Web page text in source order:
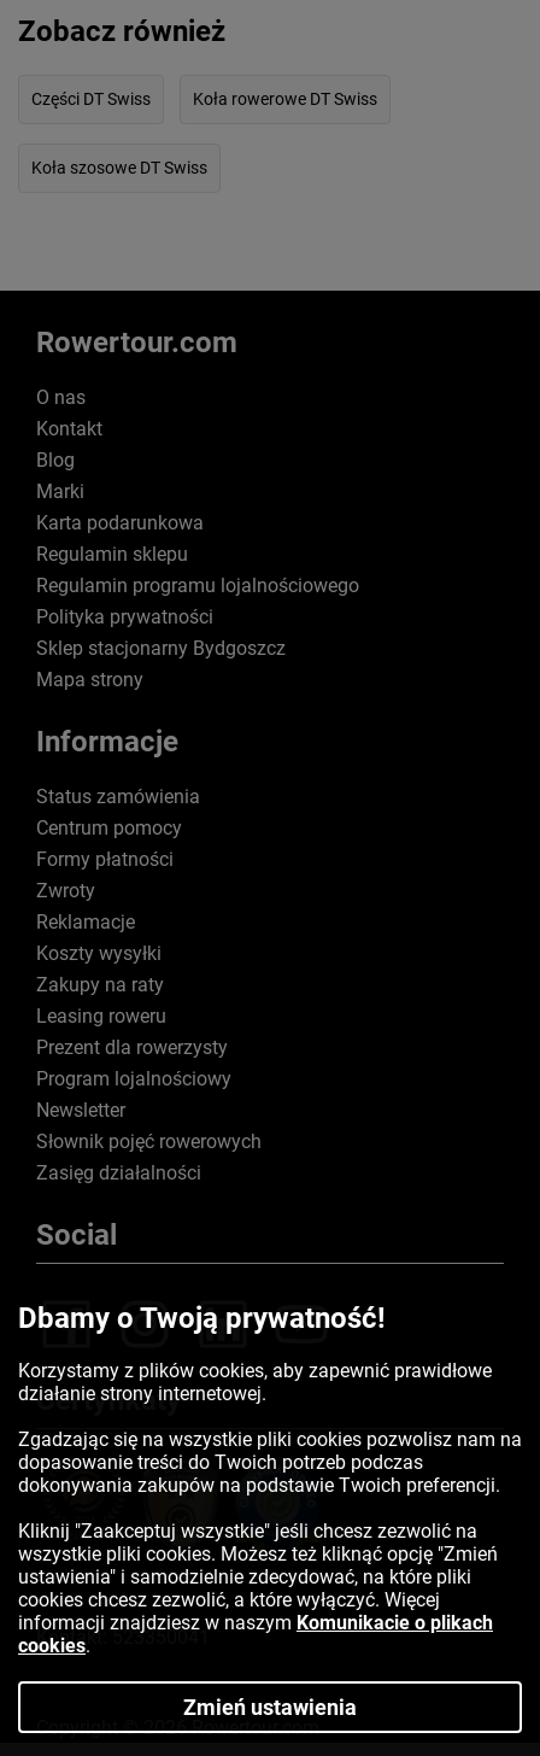
Zobacz również
Części DT Swiss Koła rowerowe DT Swiss
Koła szosowe DT Swiss
Rowertour.com
O nas
Kontakt
Blog
Marki
Karta podarunkowa
Regulamin sklepu
Regulamin programu lojalnościowego
Polityka prywatności
Sklep stacjonarny Bydgoszcz
Mapa strony
Informacje
Status zamówienia
Centrum pomocy
Formy płatności
Zwroty
Reklamacje
Koszty wysyłki
Zakupy na raty
Leasing roweru
Prezent dla rowerzysty
Program lojalnościowy
Newsletter
Słownik pojęć rowerowych
Zasięg działalności
Social
Certyfikaty
Kontakt:523350041
Copyright © 2026 Rowertour.com
Dbamy o Twoją prywatność!
Korzystamy z plików cookies, aby zapewnić prawidłowe
działanie strony internetowej.
Zgadzając się na wszystkie pliki cookies pozwolisz nam na
dopasowanie treści do Twoich potrzeb podczas
dokonywania zakupów na podstawie Twoich preferencji.
Kliknij "Zaakceptuj wszystkie" jeśli chcesz zezwolić na
wszystkie pliki cookies. Możesz też kliknąć opcję "Zmień
ustawienia" i samodzielnie zdecydować, na które pliki
cookies chcesz zezwolić, a które wyłączyć. Więcej
informacji znajdziesz w naszym Komunikacie o plikach
cookies.
Zmień ustawienia